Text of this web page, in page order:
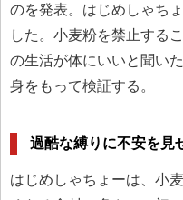
のを発表。はじめしゃち
した。小麦粉を禁止する
の生活が体にいいと聞い
身をもって検証する。
過酷な縛りに不安を見
はじめしゃちょーは、小